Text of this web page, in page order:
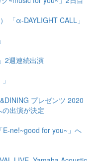
「α-DAYLIGHT CALL」
2週連続出演
プレゼンツ 2020
の出演が決定
ne!~good for you~」へ